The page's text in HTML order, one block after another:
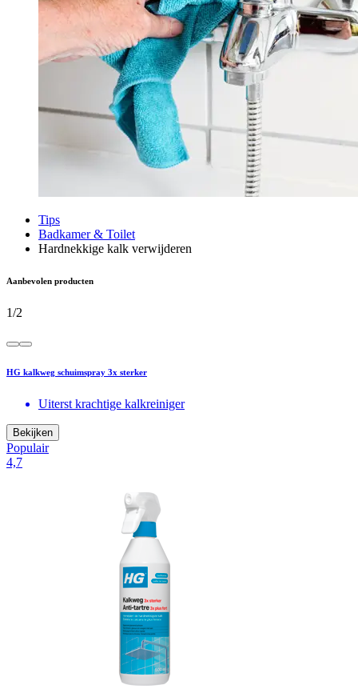
Tips
Badkamer & Toilet
Hardnekkige kalk verwijderen
Aanbevolen producten
1/2
HG kalkweg schuimspray 3x sterker
Uiterst krachtige kalkreiniger
Bekijken
Populair
4,7